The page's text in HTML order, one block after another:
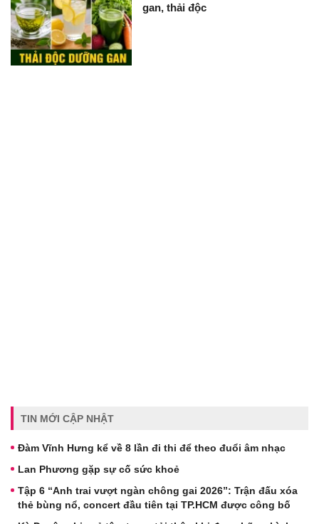
gan, thải độc
TIN MỚI CẬP NHẬT
Đàm Vĩnh Hưng kể về 8 lần đi thi để theo đuổi âm nhạc
Lan Phương gặp sự cố sức khoẻ
Tập 6 “Anh trai vượt ngàn chông gai 2026”: Trận đấu xóa
thẻ bùng nổ, concert đầu tiên tại TP.HCM được công bố